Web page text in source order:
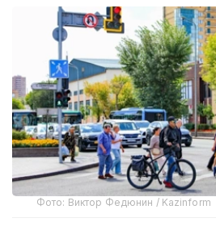
Фото: Виктор Федюнин / Kazinform